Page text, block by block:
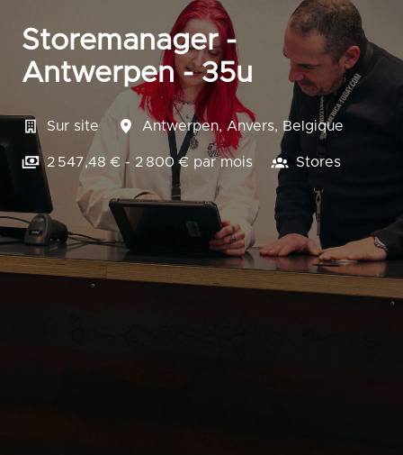
Storemanager -
Antwerpen - 35u
Sur site Antwerpen, Anvers, Belgique
2 547,48 € - 2 800 € par mois Stores